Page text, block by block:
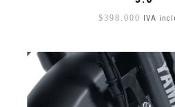
$398.000 IVA